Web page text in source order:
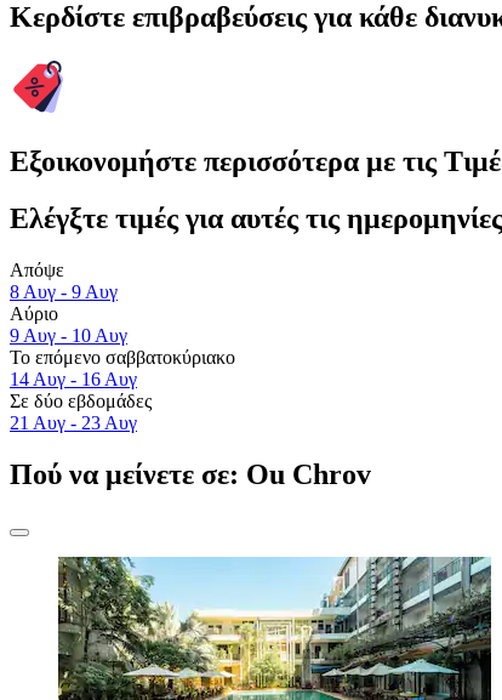
Κερδίστε επιβραβεύσεις για κάθε
Εξοικονομήστε περισσότερα με τις
Ελέγξτε τιμές για αυτές τις ημερομηνίες
Απόψε
8 Αυγ - 9 Αυγ
Αύριο
9 Αυγ - 10 Αυγ
Το επόμενο σαββατοκύριακο
14 Αυγ - 16 Αυγ
Σε δύο εβδομάδες
21 Αυγ - 23 Αυγ
Πού να μείνετε σε: Ou Chrov